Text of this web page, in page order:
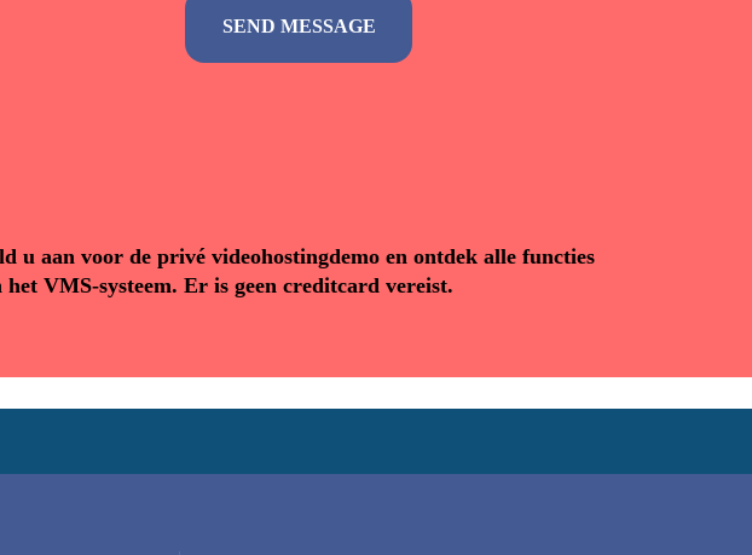
u aan voor de privé videohostingdemo en ontdek alle functies
het VMS-systeem. Er is geen creditcard vereist.